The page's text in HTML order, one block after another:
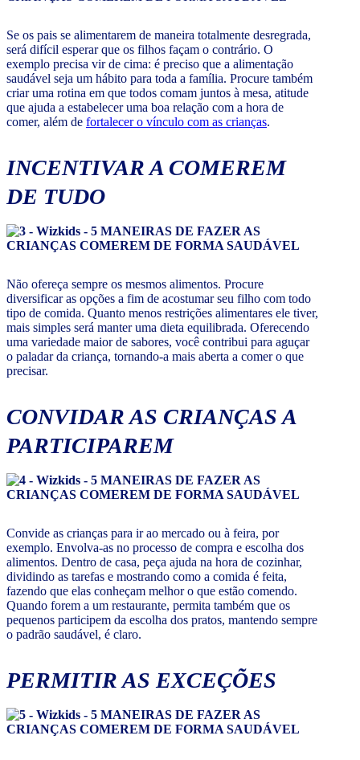
Se os pais se alimentarem de maneira totalmente desregrada,
será difícil esperar que os filhos façam o contrário. O
exemplo precisa vir de cima: é preciso que a alimentação
saudável seja um hábito para toda a família. Procure também
criar uma rotina em que todos comam juntos à mesa, atitude
que ajuda a estabelecer uma boa relação com a hora de
comer, além de fortalecer o vínculo com as crianças.
INCENTIVAR A COMEREM
DE TUDO
Não ofereça sempre os mesmos alimentos. Procure
diversificar as opções a fim de acostumar seu filho com todo
tipo de comida. Quanto menos restrições alimentares ele tiver,
mais simples será manter uma dieta equilibrada. Oferecendo
uma variedade maior de sabores, você contribui para aguçar
o paladar da criança, tornando-a mais aberta a comer o que
precisar.
CONVIDAR AS CRIANÇAS A
PARTICIPAREM
Convide as crianças para ir ao mercado ou à feira, por
exemplo. Envolva-as no processo de compra e escolha dos
alimentos. Dentro de casa, peça ajuda na hora de cozinhar,
dividindo as tarefas e mostrando como a comida é feita,
fazendo que elas conheçam melhor o que estão comendo.
Quando forem a um restaurante, permita também que os
pequenos participem da escolha dos pratos, mantendo sempre
o padrão saudável, é claro.
PERMITIR AS EXCEÇÕES